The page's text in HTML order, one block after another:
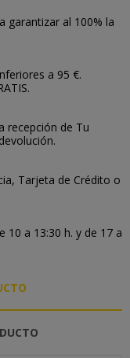
garantizar al 100% la
a 95 €.
recepción de Tu
Tarjeta de Crédito o
10 a 13:30 h. y de 17 a